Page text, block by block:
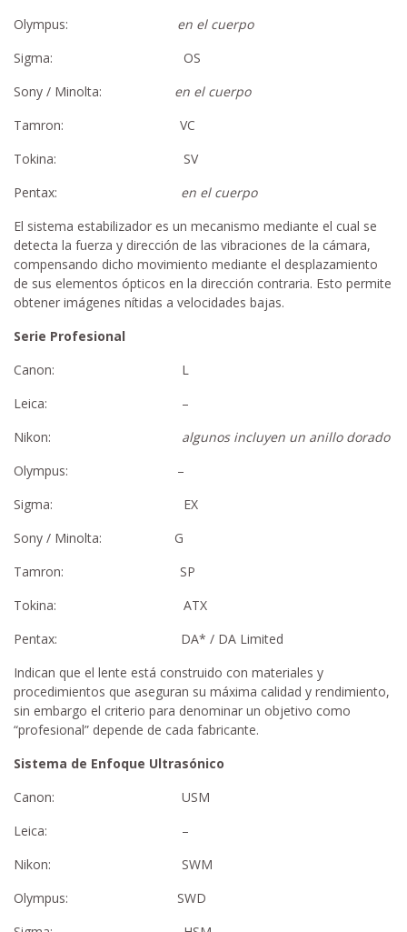
Olympus: en el cuerpo
Sigma: OS
Sony / Minolta: en el cuerpo
Tamron: VC
Tokina: SV
Pentax: en el cuerpo
El sistema estabilizador es un mecanismo mediante el cual se
detecta la fuerza y dirección de las vibraciones de la cámara,
compensando dicho movimiento mediante el desplazamiento
de sus elementos ópticos en la dirección contraria. Esto permite
obtener imágenes nítidas a velocidades bajas.
Serie Profesional
Canon: L
Leica: –
Nikon: algunos incluyen un anillo dorado
Olympus: –
Sigma: EX
Sony / Minolta: G
Tamron: SP
Tokina: ATX
Pentax: DA* / DA Limited
Indican que el lente está construido con materiales y
procedimientos que aseguran su máxima calidad y rendimiento,
sin embargo el criterio para denominar un objetivo como
“profesional” depende de cada fabricante.
Sistema de Enfoque Ultrasónico
Canon: USM
Leica: –
Nikon: SWM
Olympus: SWD